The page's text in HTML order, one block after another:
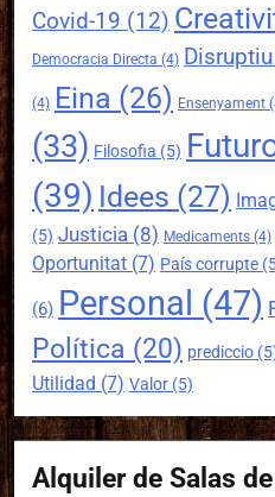
Covid-19 (12)
Democracia Directa (4) Disruptiu
(4) Eina (26) Ensenyament
(33) Filosofia (5)
(39) Idees (27)
(5) Justicia (8) Medicaments (4)
Oportunitat (7) País corrupte
(6) Personal (47)
Política (20) prediccio
Utilidad (7) Valor (5)
Alquiler de Salas